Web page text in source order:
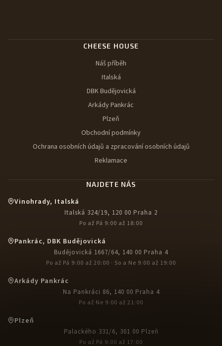
CHEESE HOUSE
Náš příběh
Italská
DBK Budějovická
Arkády Pankrác
Plzeň
Obchodní podmínky
Ochrana osobních údajů a zpracování osobních údajů
Reklamace
NAJDETE NÁS
Vinohrady, Italská
Italská 324/19, 120 00 Praha 2
Po až Pá 9:00 až 18:00
Pankrác, DBK Budějovická
Budějovická 1667/64, 140 00 Praha 4
Po až Pá 9:00 až 20:00 · So a Ne 9:00 až 19:00
Arkády Pankrác
Na Pankráci 86, 140 00 Praha 4
Po až Ne 9:00 až 21:00
Plzeň
Palackého 331/6, 301 00 Plzeň
Po až Pá 9:00 až 17:00